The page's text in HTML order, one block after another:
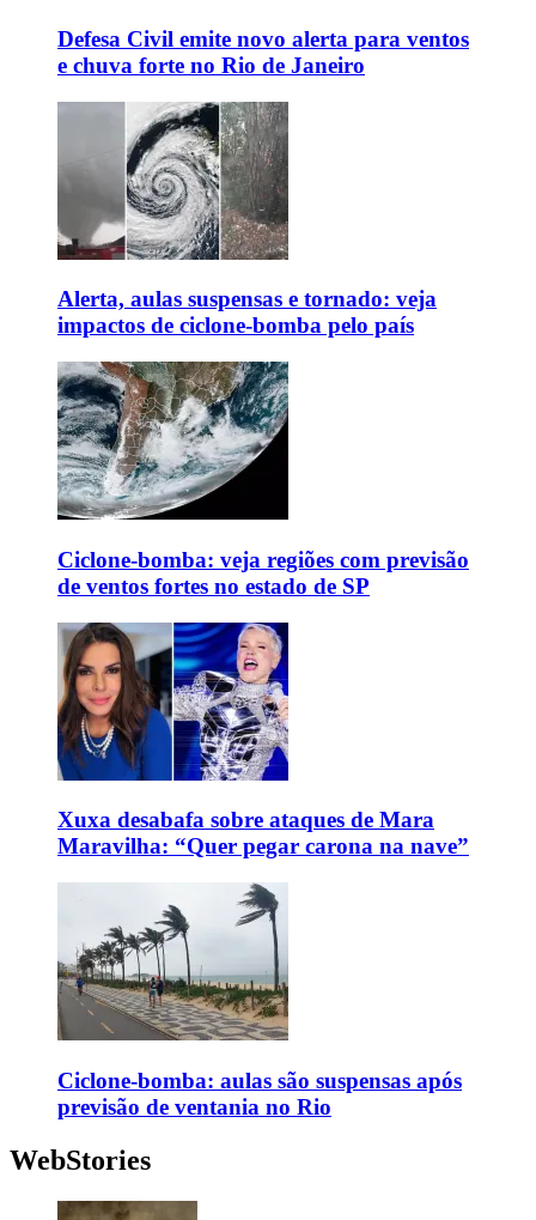
Defesa Civil emite novo alerta para ventos
e chuva forte no Rio de Janeiro
Alerta, aulas suspensas e tornado: veja
impactos de ciclone-bomba pelo país
Ciclone-bomba: veja regiões com previsão
de ventos fortes no estado de SP
Xuxa desabafa sobre ataques de Mara
Maravilha: “Quer pegar carona na nave”
Ciclone-bomba: aulas são suspensas após
previsão de ventania no Rio
WebStories